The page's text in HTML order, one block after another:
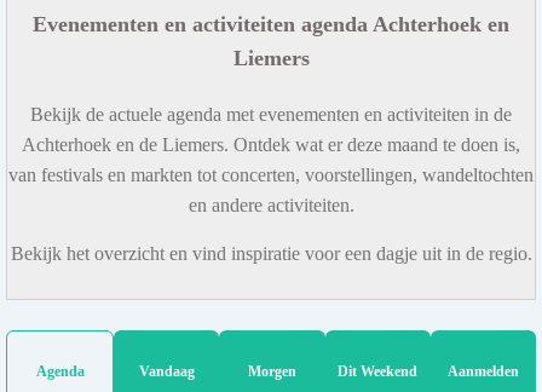
Evenementen en activiteiten agenda Achterhoek en
Liemers
Bekijk de actuele agenda met evenementen en activiteiten in de
Achterhoek en de Liemers. Ontdek wat er deze maand te doen is,
van festivals en markten tot concerten, voorstellingen, wandeltochten
en andere activiteiten.
Bekijk het overzicht en vind inspiratie voor een dagje uit in de regio.
Agenda Vandaag Morgen Dit Weekend Aanmelden